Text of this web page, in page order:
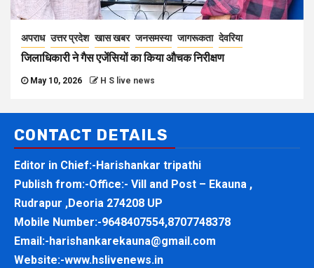
अपराध उत्तर प्रदेश खास खबर जनसमस्या जागरूकता देवरिया
जिलाधिकारी ने गैस एजेंसियों का किया औचक निरीक्षण
May 10, 2026 H S live news
CONTACT DETAILS
Editor in Chief:-Harishankar tripathi
Publish from:-Office:- Vill and Post – Ekauna ,
Rudrapur ,Deoria 274208 UP
Mobile Number:-9648407554,8707748378
Email:-harishankarekauna@gmail.com
Website:-www.hslivenews.in